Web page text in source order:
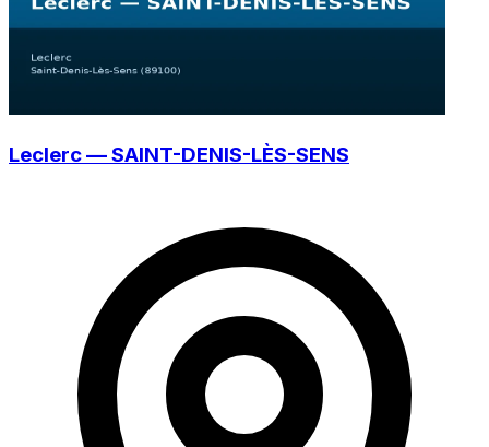
Leclerc — SAINT-DENIS-LÈS-SENS